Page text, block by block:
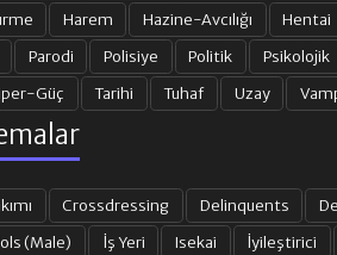
Harem Hazine-Avcılığı Hentai
Parodi Polisiye Politik Psikolojik
Güç Tarihi Tuhaf Uzay
Crossdressing Delinquents
(Male) İş Yeri Isekai İyileştirici